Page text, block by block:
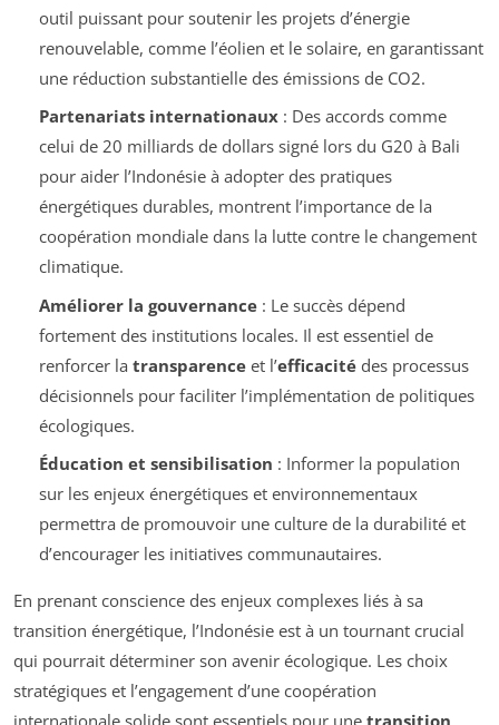
outil puissant pour soutenir les projets d’énergie
renouvelable, comme l’éolien et le solaire, en garantissant
une réduction substantielle des émissions de CO2.
Partenariats internationaux: Des accords comme
celui de 20 milliards de dollars signé lors du G20 à Bali
pour aider l’Indonésie à adopter des pratiques
énergétiques durables, montrent l’importance de la
coopération mondiale dans la lutte contre le changement
climatique.
Améliorer la gouvernance: Le succès dépend
fortement des institutions locales. Il est essentiel de
renforcer la transparenceet l’efficacitédes processus
décisionnels pour faciliter l’implémentation de politiques
écologiques.
Éducation et sensibilisation : Informer la population
sur les enjeux énergétiques et environnementaux
permettra de promouvoir une culture de la durabilité et
d’encourager les initiatives communautaires.
En prenant conscience des enjeux complexes liés à sa
transition énergétique, l’Indonésie est à un tournant crucial
qui pourrait déterminer son avenir écologique. Les choix
stratégiques et l’engagement d’une coopération